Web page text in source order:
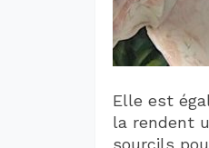
Elle est
la rendent
sourcils